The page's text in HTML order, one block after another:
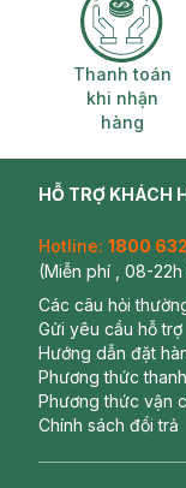
Thanh
Thanh toán
khi nhận
hàng
HỖ TRỢ KHÁCH
Hotline: 1800
(Miễn phí , 08-22h
Các câu hỏi
Gửi yêu cầu hỗ trợ
Hướng dẫn đặt
Phương thức
Phương thức vận
Chính sách đổi trả